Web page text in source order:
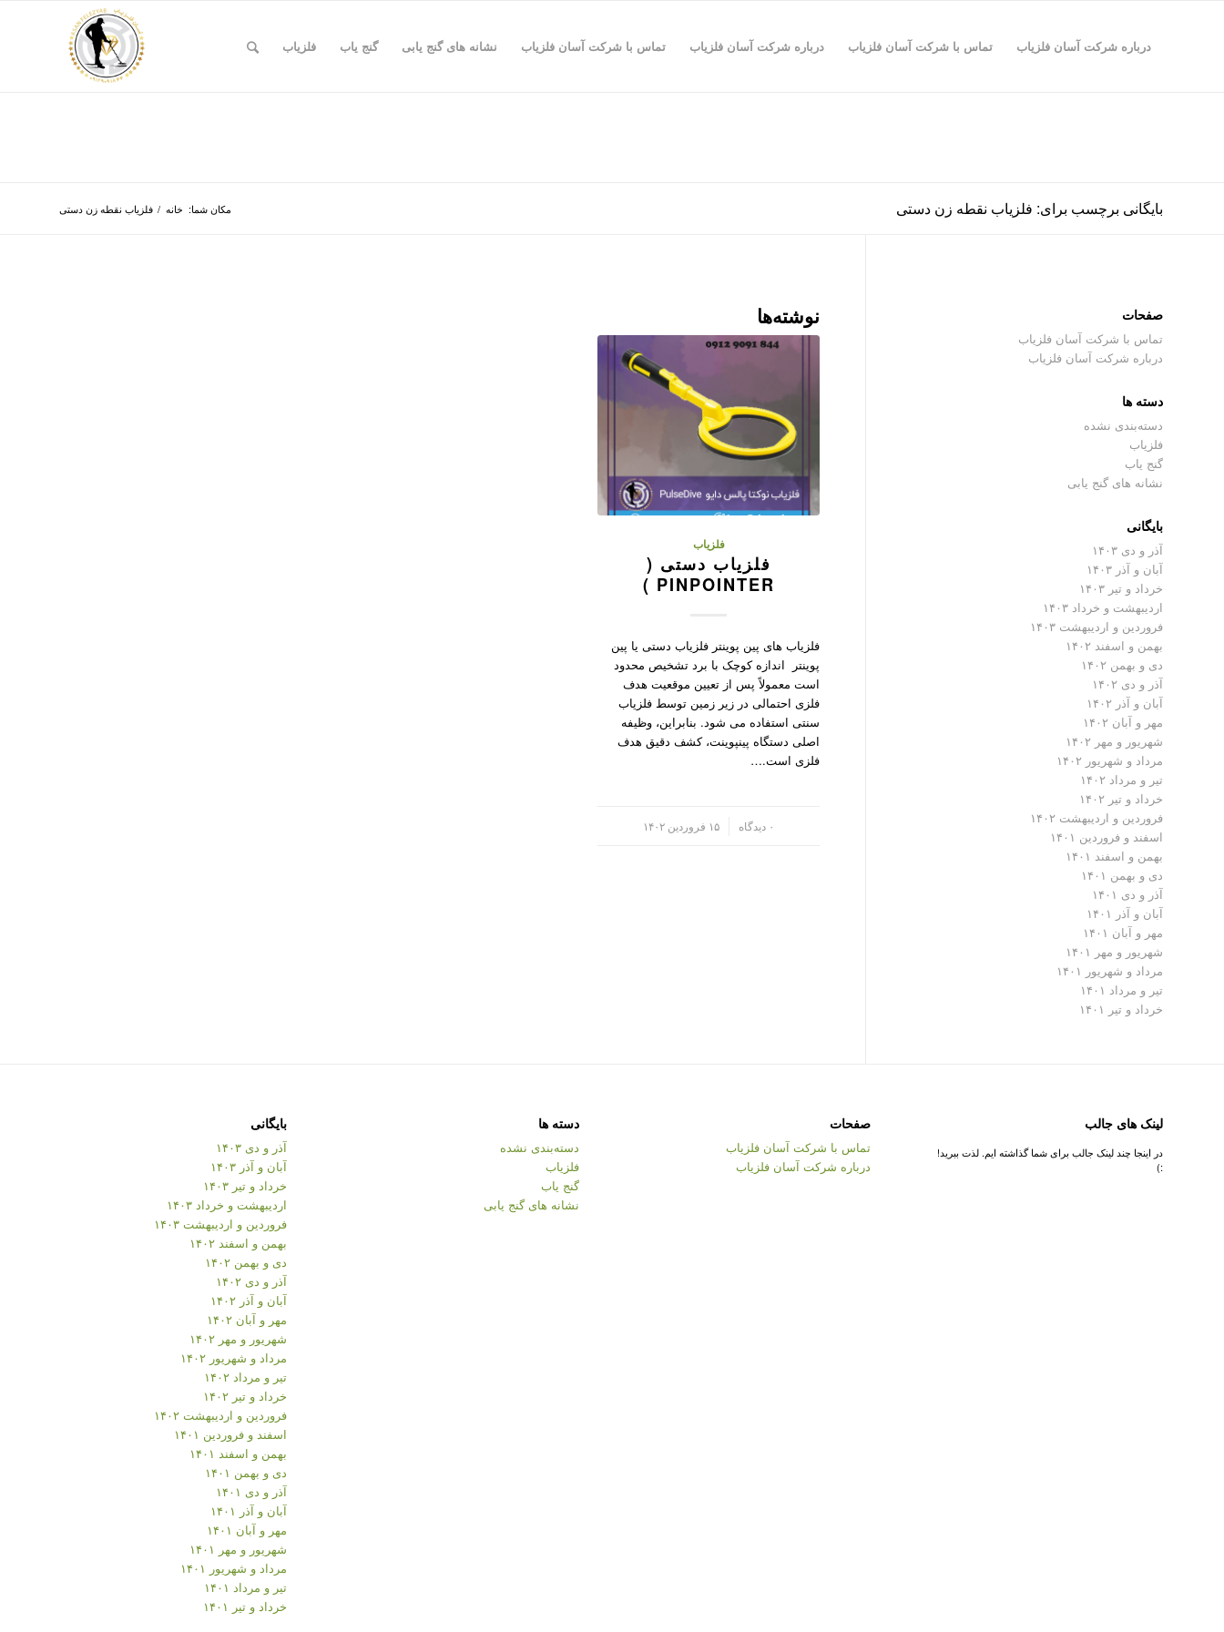
درباره شرکت آسان فلزیاب تماس با شرکت آسان فلزیاب درباره شرکت آسان فلزیاب تماس با شرکت آسان فلزیاب نشانه های گنج یابی گنج یاب فلزیاب
بایگانی برچسب برای: فلزیاب نقطه زن دستی مکان شما: خانه / فلزیاب نقطه زن دستی
نوشته‌ها
فلزیاب
فلزیاب دستی (
PINPOINTER )
فلزیاب های پین پوینتر فلزیاب دستی یا پین
پوینتر اندازه کوچک با برد تشخیص محدود
است معمولاً پس از تعیین موقعیت هدف
فلزی احتمالی در زیر زمین توسط فلزیاب
سنتی استفاده می شود. بنابراین، وظیفه
اصلی دستگاه پینپوینت، کشف دقیق هدف
فلزی است.…
۰ دیدگاه ۱۵ فروردین ۱۴۰۲
صفحات
تماس با شرکت آسان فلزیاب
درباره شرکت آسان فلزیاب
دسته ها
دسته‌بندی نشده
فلزیاب
گنج یاب
نشانه های گنج یابی
بایگانی
آذر و دی ۱۴۰۳
آبان و آذر ۱۴۰۳
خرداد و تیر ۱۴۰۳
اردیبهشت و خرداد ۱۴۰۳
فروردین و اردیبهشت ۱۴۰۳
بهمن و اسفند ۱۴۰۲
دی و بهمن ۱۴۰۲
آذر و دی ۱۴۰۲
آبان و آذر ۱۴۰۲
مهر و آبان ۱۴۰۲
شهریور و مهر ۱۴۰۲
مرداد و شهریور ۱۴۰۲
تیر و مرداد ۱۴۰۲
خرداد و تیر ۱۴۰۲
فروردین و اردیبهشت ۱۴۰۲
اسفند و فروردین ۱۴۰۱
بهمن و اسفند ۱۴۰۱
دی و بهمن ۱۴۰۱
آذر و دی ۱۴۰۱
آبان و آذر ۱۴۰۱
مهر و آبان ۱۴۰۱
شهریور و مهر ۱۴۰۱
مرداد و شهریور ۱۴۰۱
تیر و مرداد ۱۴۰۱
خرداد و تیر ۱۴۰۱
لینک های جالب
در اینجا چند لینک جالب برای شما گذاشته ایم. لذت ببرید!
:)
صفحات
تماس با شرکت آسان فلزیاب
درباره شرکت آسان فلزیاب
دسته ها
دسته‌بندی نشده
فلزیاب
گنج یاب
نشانه های گنج یابی
بایگانی
آذر و دی ۱۴۰۳
آبان و آذر ۱۴۰۳
خرداد و تیر ۱۴۰۳
اردیبهشت و خرداد ۱۴۰۳
فروردین و اردیبهشت ۱۴۰۳
بهمن و اسفند ۱۴۰۲
دی و بهمن ۱۴۰۲
آذر و دی ۱۴۰۲
آبان و آذر ۱۴۰۲
مهر و آبان ۱۴۰۲
شهریور و مهر ۱۴۰۲
مرداد و شهریور ۱۴۰۲
تیر و مرداد ۱۴۰۲
خرداد و تیر ۱۴۰۲
فروردین و اردیبهشت ۱۴۰۲
اسفند و فروردین ۱۴۰۱
بهمن و اسفند ۱۴۰۱
دی و بهمن ۱۴۰۱
آذر و دی ۱۴۰۱
آبان و آذر ۱۴۰۱
مهر و آبان ۱۴۰۱
شهریور و مهر ۱۴۰۱
مرداد و شهریور ۱۴۰۱
تیر و مرداد ۱۴۰۱
خرداد و تیر ۱۴۰۱